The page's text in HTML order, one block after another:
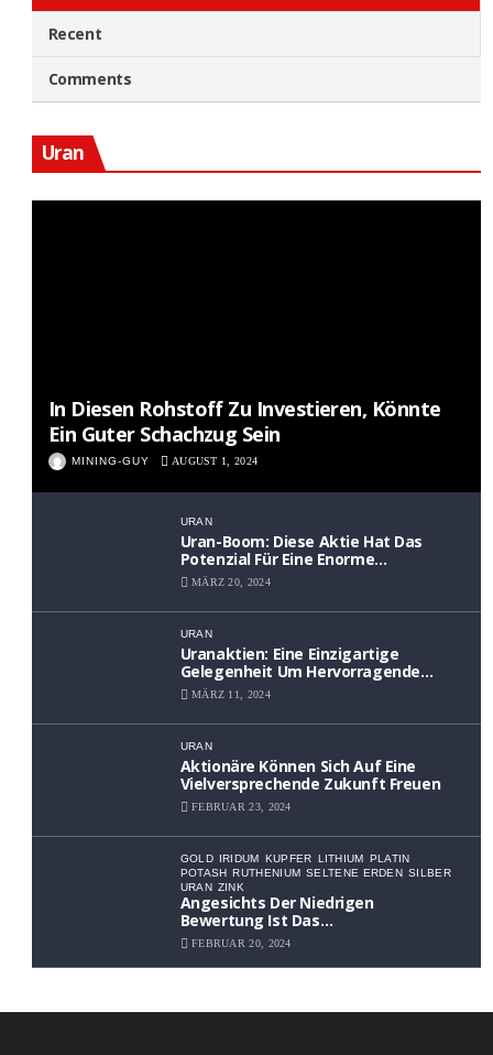
Recent
Comments
Uran
In Diesen Rohstoff Zu Investieren, Könnte
Ein Guter Schachzug Sein
MINING-GUY AUGUST 1, 2024
URAN
Uran-Boom: Diese Aktie Hat Das
Potenzial Für Eine Enorme
Wertsteigerung
MÄRZ 20, 2024
URAN
Uranaktien: Eine Einzigartige
Gelegenheit Um Hervorragende
Renditen Zu Erzielen
MÄRZ 11, 2024
URAN
Aktionäre Können Sich Auf Eine
Vielversprechende Zukunft Freuen
FEBRUAR 23, 2024
GOLD IRIDUM KUPFER LITHIUM PLATIN
POTASH RUTHENIUM SELTENE ERDEN SILBER
URAN ZINK
Angesichts Der Niedrigen
Bewertung Ist Das
Aufwärtspotenzial Erheblich
FEBRUAR 20, 2024